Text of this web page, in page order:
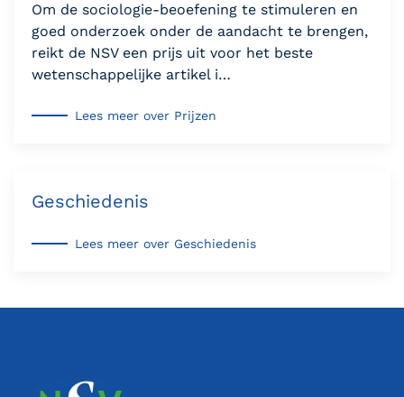
Om de sociologie-beoefening te stimuleren en
goed onderzoek onder de aandacht te brengen,
reikt de NSV een prijs uit voor het beste
wetenschappelijke artikel i…
Lees meer over Prijzen
Geschiedenis
Lees meer over Geschiedenis